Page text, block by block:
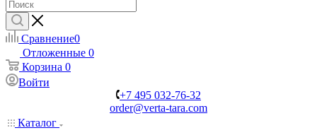
Сравнение0
Отложенные 0
Корзина 0
Войти
+7 495 032-76-32
order@verta-tara.com
Каталог